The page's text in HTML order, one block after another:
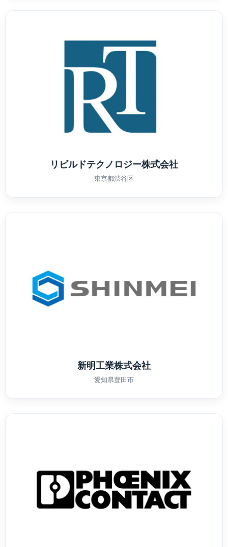
リビルドテクノロジー株式会社
東京都渋谷区
新明工業株式会社
愛知県豊田市